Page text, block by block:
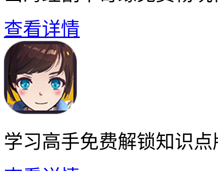
查看详情
学习高手免费解锁知识点